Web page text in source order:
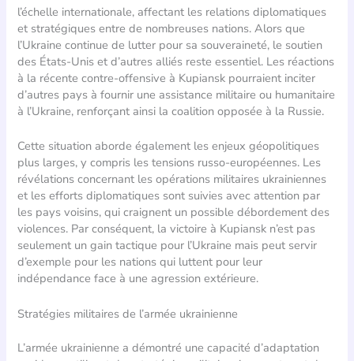
l’échelle internationale, affectant les relations diplomatiques
et stratégiques entre de nombreuses nations. Alors que
l’Ukraine continue de lutter pour sa souveraineté, le soutien
des États-Unis et d’autres alliés reste essentiel. Les réactions
à la récente contre-offensive à Kupiansk pourraient inciter
d’autres pays à fournir une assistance militaire ou humanitaire
à l’Ukraine, renforçant ainsi la coalition opposée à la Russie.
Cette situation aborde également les enjeux géopolitiques
plus larges, y compris les tensions russo-européennes. Les
révélations concernant les opérations militaires ukrainiennes
et les efforts diplomatiques sont suivies avec attention par
les pays voisins, qui craignent un possible débordement des
violences. Par conséquent, la victoire à Kupiansk n’est pas
seulement un gain tactique pour l’Ukraine mais peut servir
d’exemple pour les nations qui luttent pour leur
indépendance face à une agression extérieure.
Stratégies militaires de l’armée ukrainienne
L’armée ukrainienne a démontré une capacité d’adaptation